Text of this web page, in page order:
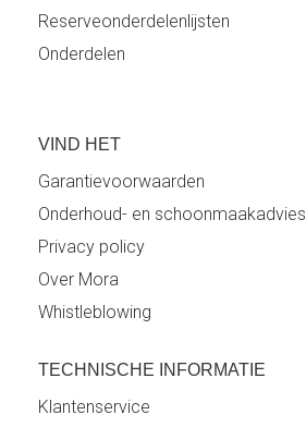
Reserveonderdelenlijsten
Onderdelen
VIND HET
Garantievoorwaarden
Onderhoud- en schoonmaakadvies
Privacy policy
Over Mora
Whistleblowing
TECHNISCHE INFORMATIE
Klantenservice